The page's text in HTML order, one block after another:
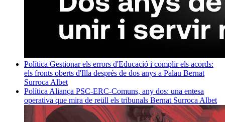
Política Gestionar els errors d'Educació i complir els acords:
els fronts oberts d'Illa després de dos anys a Palau Bernat
Surroca Albet
Política Aliança PSC-ERC-Comuns, any dos: una entesa
operativa que mira de reüll els tribunals Bernat Surroca Albet